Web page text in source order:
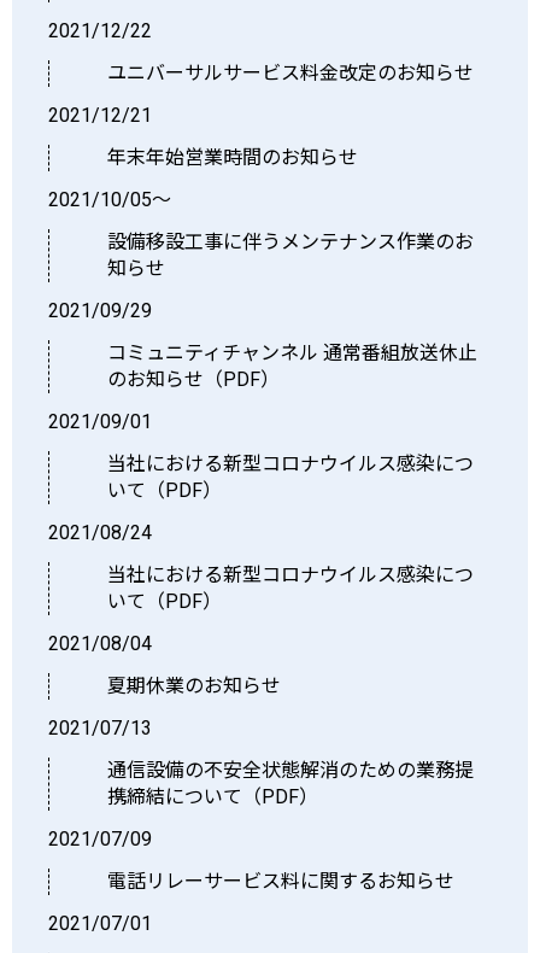
2021/12/22
ユニバーサルサービス料金改定のお知らせ
2021/12/21
年末年始営業時間のお知らせ
2021/10/05～
設備移設工事に伴うメンテナンス作業のお
知らせ
2021/09/29
コミュニティチャンネル 通常番組放送休止
のお知らせ（PDF）
2021/09/01
当社における新型コロナウイルス感染につ
いて（PDF）
2021/08/24
当社における新型コロナウイルス感染につ
いて（PDF）
2021/08/04
夏期休業のお知らせ
2021/07/13
通信設備の不安全状態解消のための業務提
携締結について（PDF）
2021/07/09
電話リレーサービス料に関するお知らせ
2021/07/01